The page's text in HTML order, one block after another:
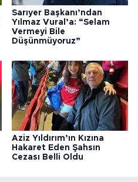
Sarıyer Başkanı’ndan
Yılmaz Vural’a: “Selam
Vermeyi Bile
Düşünmüyoruz”
Aziz Yıldırım’ın Kızına
Hakaret Eden Şahsın
Cezası Belli Oldu